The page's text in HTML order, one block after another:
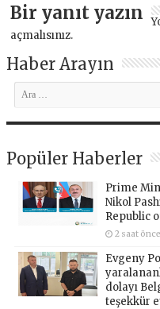
Bir yanıt yazın
açmalısınız.
Haber Arayın
Popüler Haberler
Prime
Nikol
Republic
2 saat önce
Evgeny
dolayı
teşekkür